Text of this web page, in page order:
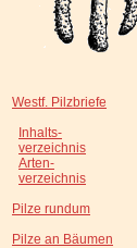
Westf. Pilzbriefe
Inhalts-
verzeichnis
Arten-
verzeichnis
Pilze rundum
Pilze an Bäumen